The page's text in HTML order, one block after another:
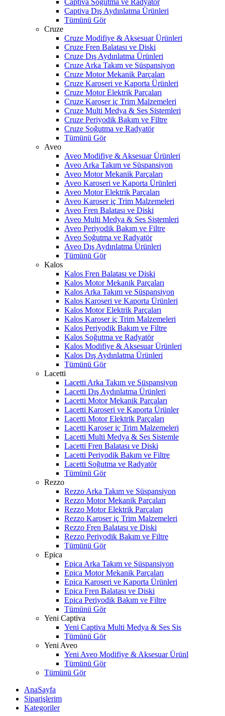
Captiva Soğutma ve Radyatör
Captiva Dış Aydınlatma Ürünleri
Tümünü Gör
Cruze
Cruze Modifiye & Aksesuar Ürünleri
Cruze Fren Balatası ve Diski
Cruze Dış Aydınlatma Ürünleri
Cruze Arka Takım ve Süspansiyon
Cruze Motor Mekanik Parçaları
Cruze Karoseri ve Kaporta Ürünleri
Cruze Motor Elektrik Parçaları
Cruze Karoser iç Trim Malzemeleri
Cruze Multi Medya & Ses Sistemleri
Cruze Periyodik Bakım ve Filtre
Cruze Soğutma ve Radyatör
Tümünü Gör
Aveo
Aveo Modifiye & Aksesuar Ürünleri
Aveo Arka Takım ve Süspansiyon
Aveo Motor Mekanik Parçaları
Aveo Karoseri ve Kaporta Ürünleri
Aveo Motor Elektrik Parçaları
Aveo Karoser iç Trim Malzemeleri
Aveo Fren Balatası ve Diski
Aveo Multi Medya & Ses Sistemleri
Aveo Periyodik Bakım ve Filtre
Aveo Soğutma ve Radyatör
Aveo Dış Aydınlatma Ürünleri
Tümünü Gör
Kalos
Kalos Fren Balatası ve Diski
Kalos Motor Mekanik Parçaları
Kalos Arka Takım ve Süspansiyon
Kalos Karoseri ve Kaporta Ürünleri
Kalos Motor Elektrik Parçaları
Kalos Karoser iç Trim Malzemeleri
Kalos Periyodik Bakım ve Filtre
Kalos Soğutma ve Radyatör
Kalos Modifiye & Aksesuar Ürünleri
Kalos Dış Aydınlatma Ürünleri
Tümünü Gör
Lacetti
Lacetti Arka Takım ve Süspansiyon
Lacetti Dış Aydınlatma Ürünleri
Lacetti Motor Mekanik Parçaları
Lacetti Karoseri ve Kaporta Ürünler
Lacetti Motor Elektrik Parçaları
Lacetti Karoser iç Trim Malzemeleri
Lacetti Multi Medya & Ses Sistemle
Lacetti Fren Balatası ve Diski
Lacetti Periyodik Bakım ve Filtre
Lacetti Soğutma ve Radyatör
Tümünü Gör
Rezzo
Rezzo Arka Takım ve Süspansiyon
Rezzo Motor Mekanik Parçaları
Rezzo Motor Elektrik Parçaları
Rezzo Karoser iç Trim Malzemeleri
Rezzo Fren Balatası ve Diski
Rezzo Periyodik Bakım ve Filtre
Tümünü Gör
Epica
Epica Arka Takım ve Süspansiyon
Epica Motor Mekanik Parçaları
Epica Karoseri ve Kaporta Ürünleri
Epica Fren Balatası ve Diski
Epica Periyodik Bakım ve Filtre
Tümünü Gör
Yeni Captiva
Yeni Captiva Multi Medya & Ses Sis
Tümünü Gör
Yeni Aveo
Yeni Aveo Modifiye & Aksesuar Ürünl
Tümünü Gör
Tümünü Gör
AnaSayfa
Siparişlerim
Kategoriler